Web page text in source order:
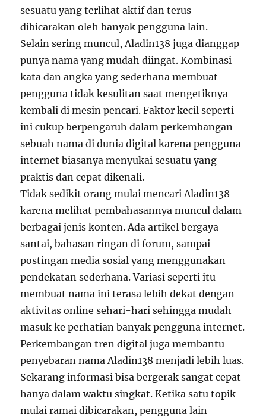
sesuatu yang terlihat aktif dan terus
dibicarakan oleh banyak pengguna lain.
Selain sering muncul, Aladin138 juga dianggap
punya nama yang mudah diingat. Kombinasi
kata dan angka yang sederhana membuat
pengguna tidak kesulitan saat mengetiknya
kembali di mesin pencari. Faktor kecil seperti
ini cukup berpengaruh dalam perkembangan
sebuah nama di dunia digital karena pengguna
internet biasanya menyukai sesuatu yang
praktis dan cepat dikenali.
Tidak sedikit orang mulai mencari Aladin138
karena melihat pembahasannya muncul dalam
berbagai jenis konten. Ada artikel bergaya
santai, bahasan ringan di forum, sampai
postingan media sosial yang menggunakan
pendekatan sederhana. Variasi seperti itu
membuat nama ini terasa lebih dekat dengan
aktivitas online sehari-hari sehingga mudah
masuk ke perhatian banyak pengguna internet.
Perkembangan tren digital juga membantu
penyebaran nama Aladin138 menjadi lebih luas.
Sekarang informasi bisa bergerak sangat cepat
hanya dalam waktu singkat. Ketika satu topik
mulai ramai dibicarakan, pengguna lain